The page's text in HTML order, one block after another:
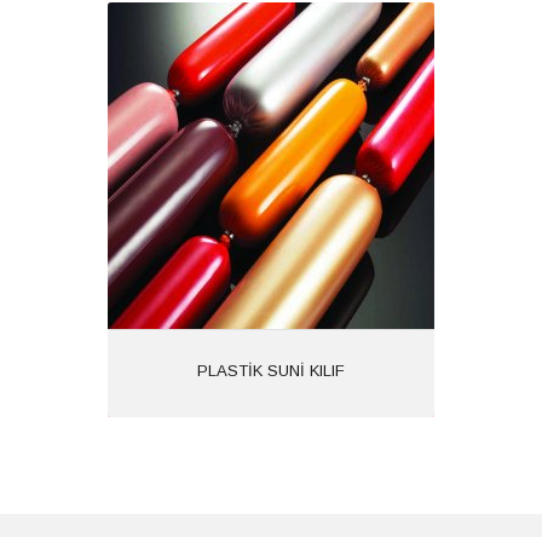
PLASTİK SUNİ KILIF
PLASTİK SUNİ KILIF
Ürün Kodu: 1613
Kategoriler: